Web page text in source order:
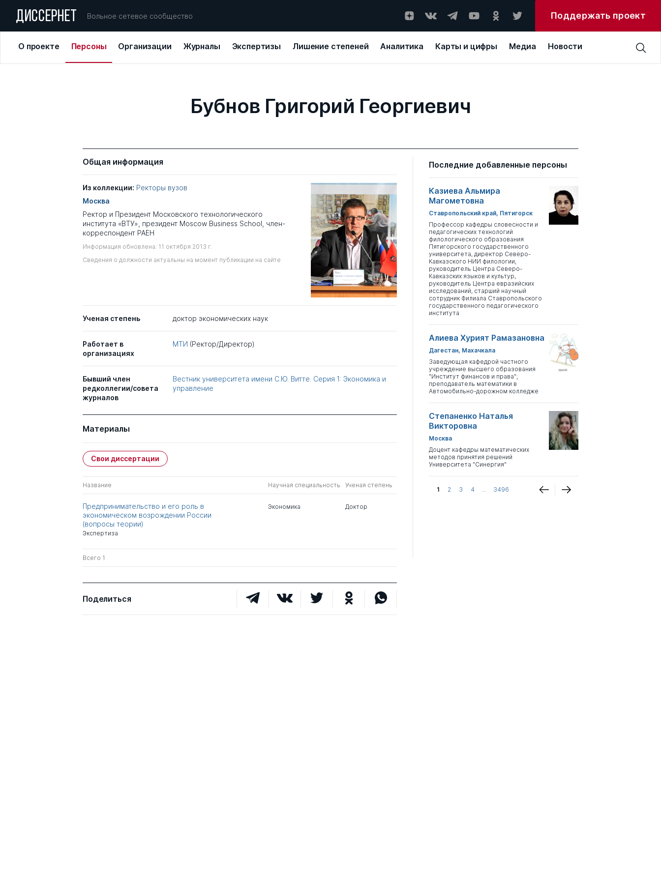
ДИССЕРНЕТ Вольное сетевое сообщество Поддержать проект
О проекте Персоны Организации Журналы Экспертизы Лишение степеней Аналитика Карты и цифры Медиа Новости
Бубнов Григорий Георгиевич
Общая информация
Из коллекции: Ректоры вузов
Москва
Ректор и Президент Московского технологического
института «ВТУ», президент Moscow Business School, член-
корреспондент РАЕН
Информация обновлена: 11 октября 2013 г.
Сведения о должности актуальны на момент публикации на сайте
Ученая степень доктор экономических наук
Работает в
организациях
МТИ (Ректор/Директор)
Бывший член
редколлегии/совета
журналов
Вестник университета имени С.Ю. Витте. Серия 1: Экономика и
управление
Материалы
Свои диссертации
Название Научная специальность Ученая степень
Предпринимательство и его роль в
экономическом возрождении России
(вопросы теории)
Экспертиза
Экономика Доктор
Всего 1
Поделиться
Последние добавленные персоны
Казиева Альмира
Магометовна
Ставропольский край, Пятигорск
Профессор кафедры словесности и
педагогических технологий
филологического образования
Пятигорского государственного
университета, директор Северо-
Кавказского НИИ филологии,
руководитель Центра Северо-
Кавказских языков и культур,
руководитель Центра евразийских
исследований, старший научный
сотрудник Филиала Ставропольского
государственного педагогического
института
Алиева Хурият Рамазановна
Дагестан, Махачкала
Заведующая кафедрой частного
учреждение высшего образования
"Институт финансов и права";
преподаватель математики в
Автомобильно-дорожном колледже
Степаненко Наталья
Викторовна
Москва
Доцент кафедры математических
методов принятия решений
Университета "Синергия"
1 2 3 4 ... 3496